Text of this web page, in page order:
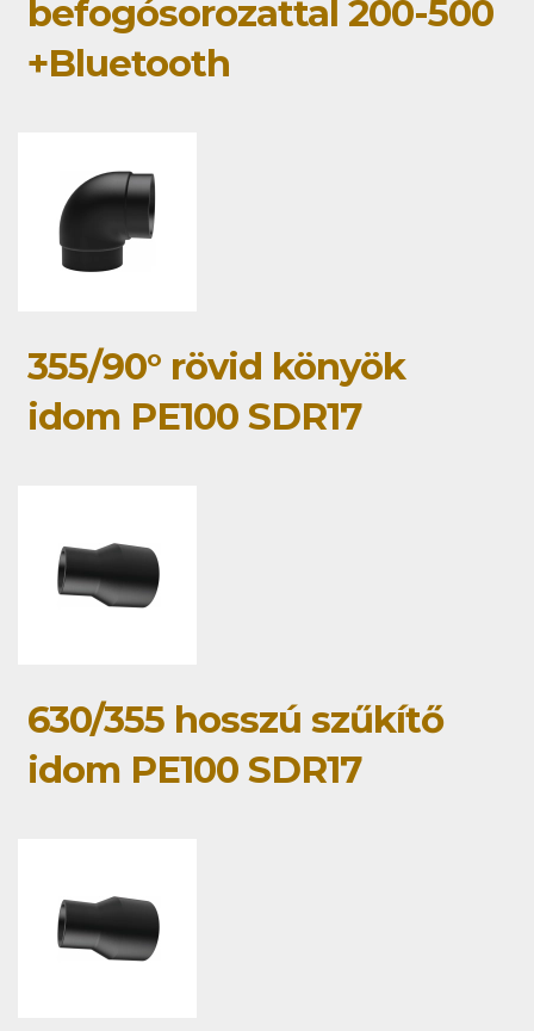
befogósorozattal 200-500
+Bluetooth
355/90° rövid könyök
idom PE100 SDR17
630/355 hosszú szűkítő
idom PE100 SDR17